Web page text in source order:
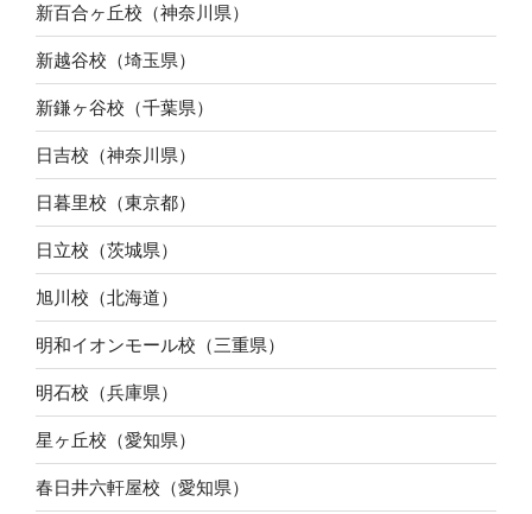
新百合ヶ丘校（神奈川県）
新越谷校（埼玉県）
新鎌ヶ谷校（千葉県）
日吉校（神奈川県）
日暮里校（東京都）
日立校（茨城県）
旭川校（北海道）
明和イオンモール校（三重県）
明石校（兵庫県）
星ヶ丘校（愛知県）
春日井六軒屋校（愛知県）